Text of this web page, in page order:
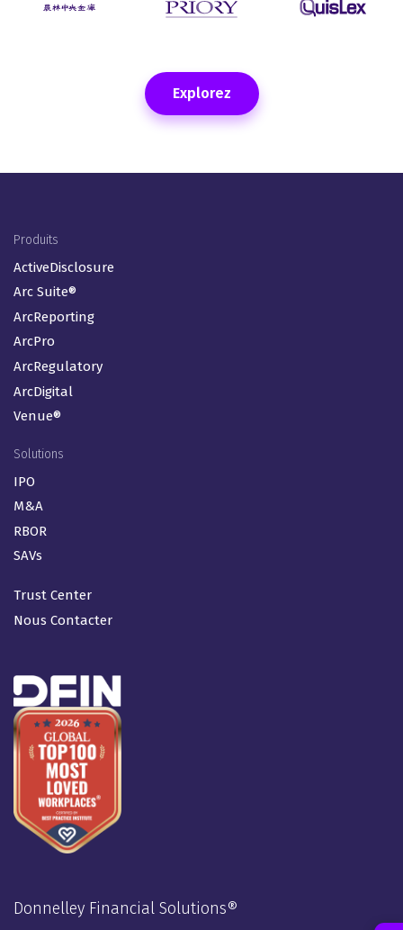
Explorez
Footer Menu (FR)
Produits
ActiveDisclosure
Arc Suite®
ArcReporting
ArcPro
ArcRegulatory
ArcDigital
Venue®
Solutions
IPO
M&A
RBOR
SAVs
Trust Center
Nous Contacter
Donnelley Financial Solutions®